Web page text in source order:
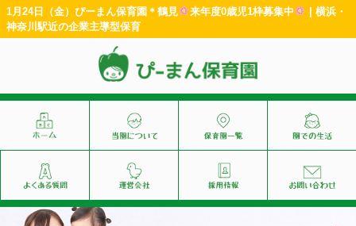
1月24日（金）ぴーまん保育園＊鶴見 来年度0歳児1枠募集中
| 横浜・
神奈川駅近の企業主導型保育